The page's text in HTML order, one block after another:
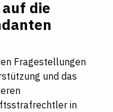
die
Fragestellungen
und das
in